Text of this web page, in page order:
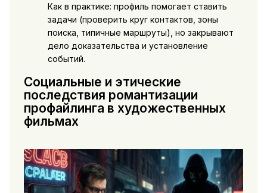
Как в практике: профиль помогает ставить
задачи (проверить круг контактов, зоны
поиска, типичные маршруты), но закрывают
дело доказательства и установление
событий.
Социальные и этические
последствия романтизации
профайлинга в художественных
фильмах